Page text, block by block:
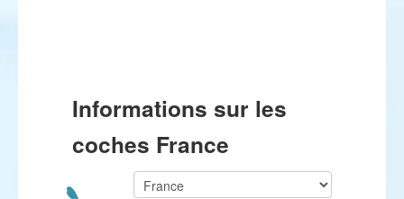
Informations sur les
coches France